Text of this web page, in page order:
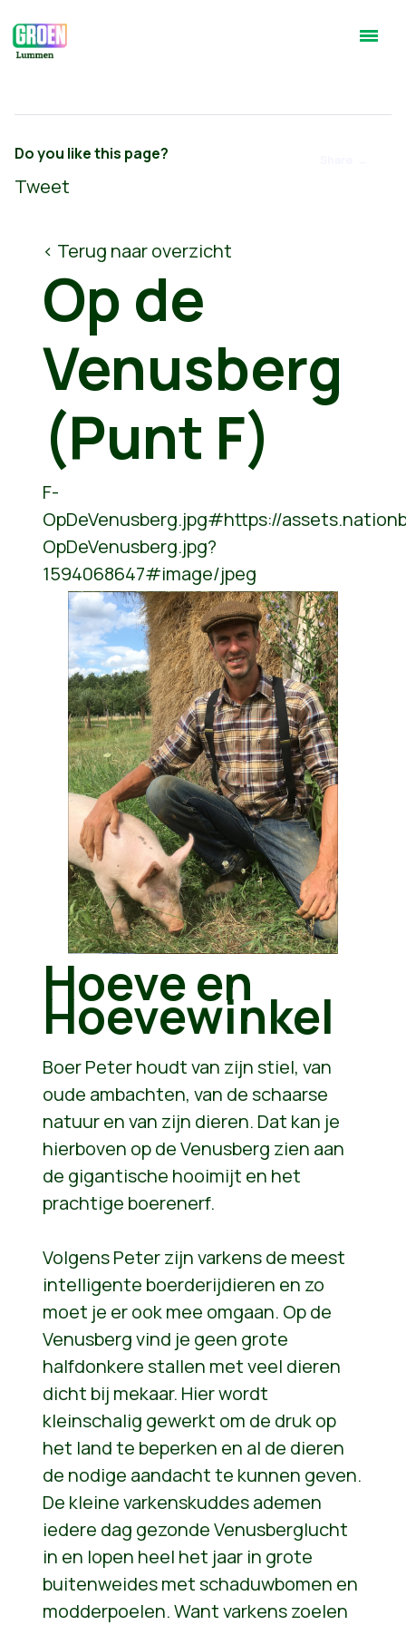
Do you like this page?
Tweet
< Terug naar overzicht
Op de
Venusberg
(Punt F)
F-
OpDeVenusberg.jpg#https://
OpDeVenusberg.jpg?
1594068647#image/jpeg
Hoeve en
Hoevewinkel
Boer Peter houdt van zijn stiel, van
oude ambachten, van de schaarse
natuur en van zijn dieren. Dat kan je
hierboven op de Venusberg zien aan
de gigantische hooimijt en het
prachtige boerenerf.
Volgens Peter zijn varkens de meest
intelligente boerderijdieren en zo
moet je er ook mee omgaan. Op de
Venusberg vind je geen grote
halfdonkere stallen met veel dieren
dicht bij mekaar. Hier wordt
kleinschalig gewerkt om de druk op
het land te beperken en al de dieren
de nodige aandacht te kunnen geven.
De kleine varkenskuddes ademen
iedere dag gezonde Venusberglucht
in en lopen heel het jaar in grote
buitenweides met schaduwbomen en
modderpoelen. Want varkens zoelen